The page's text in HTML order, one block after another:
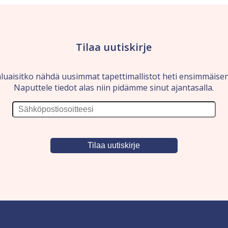
Tilaa uutiskirje
nähdä uusimmat tapettimallistot heti
Naputtele tiedot alas niin pidämme sinut ajantasalla.